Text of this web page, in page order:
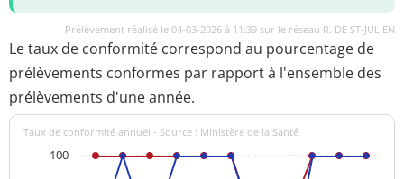
Prélèvement réalisé le 04-03-2026 à 11:39 sur le réseau R. DE ST-JULIEN
Le taux de conformité correspond au pourcentage de
prélèvements conformes par rapport à l'ensemble des
prélèvements d'une année.
Taux de conformité annuel - Source : Ministère de la Santé
100